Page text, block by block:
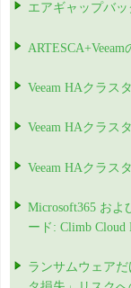
エアギャップバ
Veeam HAクラス
Veeam HAクラス
Veeam HAクラス
Microsoft365 およ
ード: Climb Cloud
ランサムウェアだ